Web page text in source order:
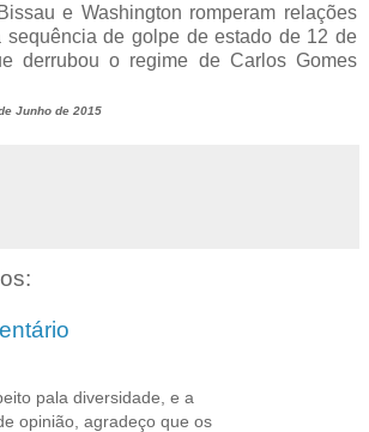
e Washington romperam relações
sequência de golpe de estado de 12 de
derrubou o regime de Carlos Gomes
Junho de 2015
pala diversidade, e a
opinião, agradeço que os